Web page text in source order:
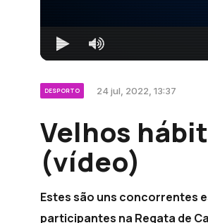
DESPORTO 24 jul, 2022, 13:37
Velhos
(vídeo)
Estes são uns concorrentes
participantes na Regata de